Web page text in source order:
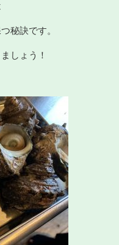
秘訣です。
しょう！